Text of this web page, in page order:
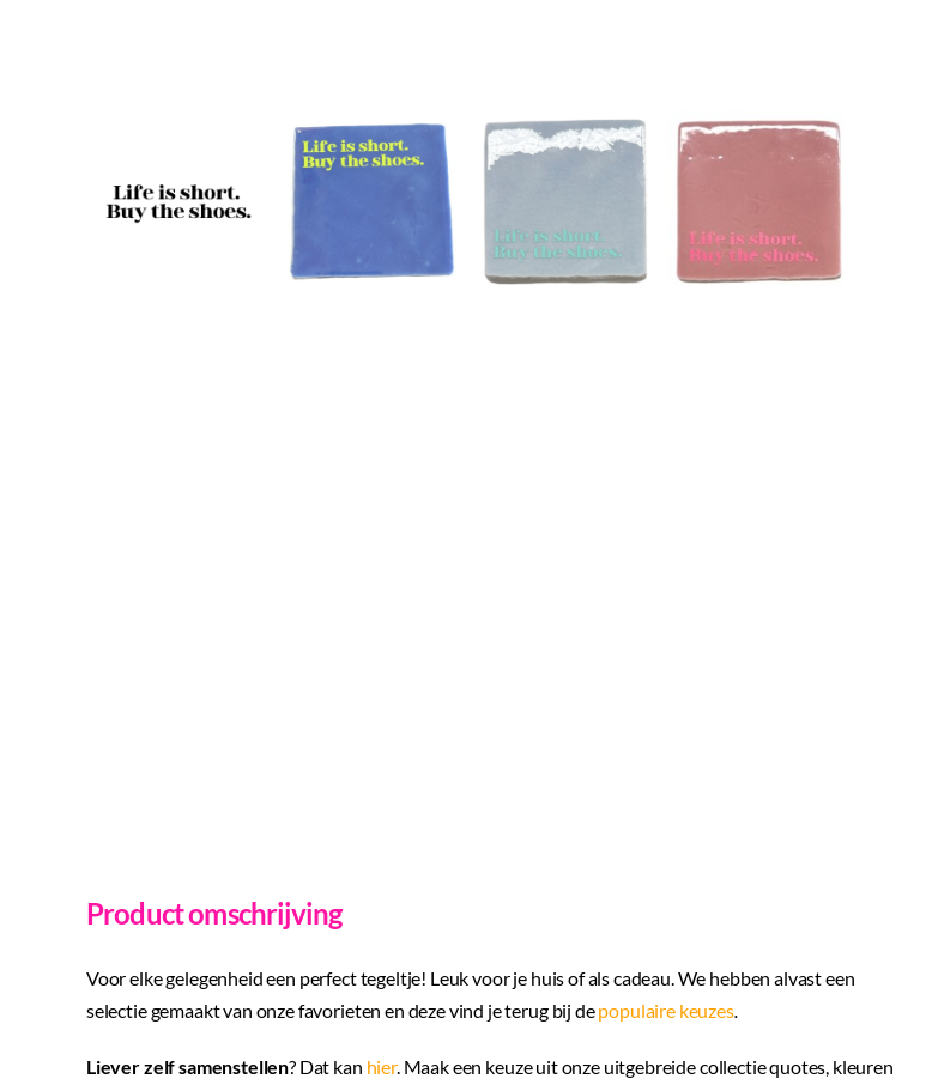
Product omschrijving
Voor elke gelegenheid een perfect tegeltje! Leuk voor je huis of als cadeau. We hebben alvast een
selectie gemaakt van onze favorieten en deze vind je terug bij depopulaire keuzes.
Liever zelf samenstellen? Dat kan hier. Maak een keuze uit onze uitgebreide collectie quotes, kleuren